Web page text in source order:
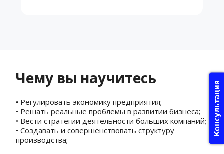
Чему вы научитесь
• Регулировать экономику предприятия;
• Решать реальные проблемы в развитии бизнеса;
• Вести стратегии деятельности больших компаний;
• Создавать и совершенствовать структуру
производства;
Консультация